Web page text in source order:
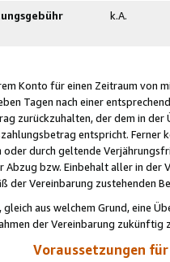
k.A.
Konto für einen Zeitraum von
Tagen nach einer
zurückzuhalten, der dem in
entspricht. Ferner
oder durch geltende
Abzug bzw. Einbehalt aller in
der Vereinbarung zustehenden
gleich aus welchem Grund, eine
der Vereinbarung
Voraussetzungen